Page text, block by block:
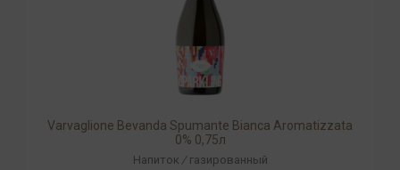
Varvaglione Bevanda Spumante Bianca Aromatizzata
0% 0,75л
Напиток / газированный